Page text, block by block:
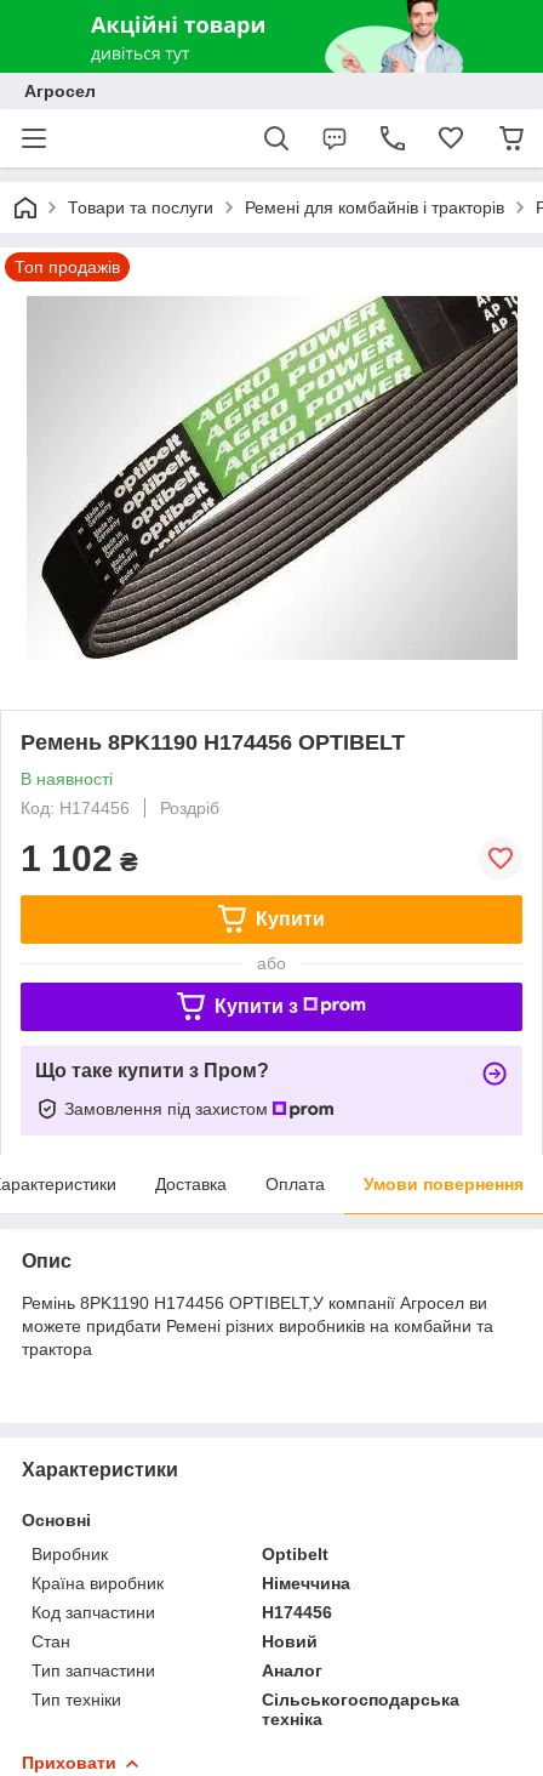
Агросел
Товари та послуги Ремені для комбайнів і тракторів
Топ продажів
Ремень 8PK1190 H174456 OPTIBELT
В наявності
Код: H174456
Роздріб
1 102 ₴
Купити
або
Купити з
Що таке купити з Пром?
Замовлення під захистом
Доставка Оплата Умови повернення
Опис
Ремінь 8PK1190 H174456 OPTIBELT,У компанії Агросел ви
можете придбати Ремені різних виробників на комбайни та
трактора
Характеристики
Основні
Виробник
Optibelt
Країна виробник
Німеччина
Код запчастини
H174456
Стан
Новий
Тип запчастини
Аналог
Тип техніки
Сільськогосподарська
техніка
Приховати